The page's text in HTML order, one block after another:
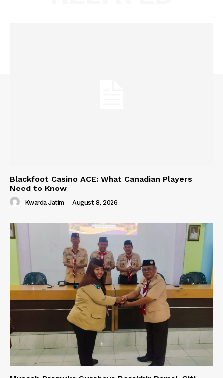
Blackfoot Casino ACE: What Canadian Players
Need to Know
Kwarda Jatim - August 8, 2026